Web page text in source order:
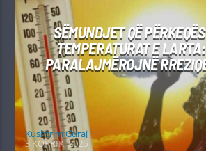
SËMUNDJET QË
TEMPERATURAT E
PARALAJMËROJNË
Kushtrim Guraj
3 KORRIK, 2026